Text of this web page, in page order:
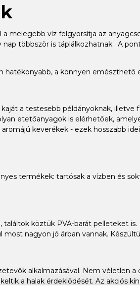
melegebb víz felgyorsítja az
többször is táplálkozhatnak. A
a könnyen
a testesebb példányoknak,
etetőanyagok is elérhetőek,
keverékek - ezek hosszabb
termékek: tartósak a vízben és
köztük PVA-barát pelleteket
nagyon jó árban vannak.
alkalmazásával. Nem véletlen
a halak érdeklődését. Az akciós